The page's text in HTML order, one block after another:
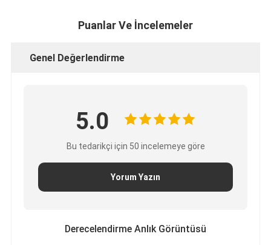
Puanlar Ve İncelemeler
Genel Değerlendirme
5.0
Bu tedarikçi için 50 incelemeye göre
Yorum Yazın
Derecelendirme Anlık Görüntüsü